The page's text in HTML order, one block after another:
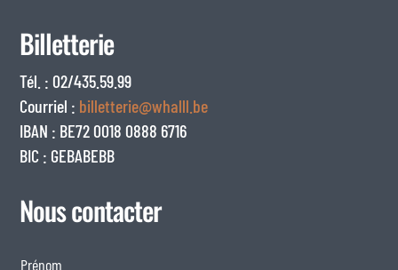
Billetterie
Tél. : 02/435.59.99
Courriel : billetterie@whalll.be
IBAN : BE72 0018 0888 6716
BIC : GEBABEBB
Nous contacter